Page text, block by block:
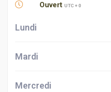
Ouvert UTC + 0
Lundi
Mardi
Mercredi